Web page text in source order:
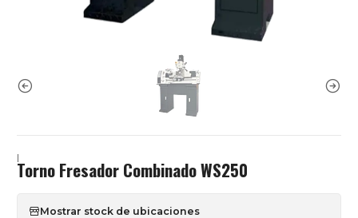
|
Torno Fresador Combinado WS250
Mostrar stock de ubicaciones